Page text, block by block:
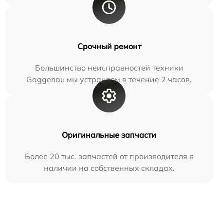
Срочный ремонт
Большинство неисправностей техники
Gaggenau мы устраняем в течение 2 часов.
Оригинальные запчасти
Более 20 тыс. запчастей от производителя в
наличии на собственных складах.